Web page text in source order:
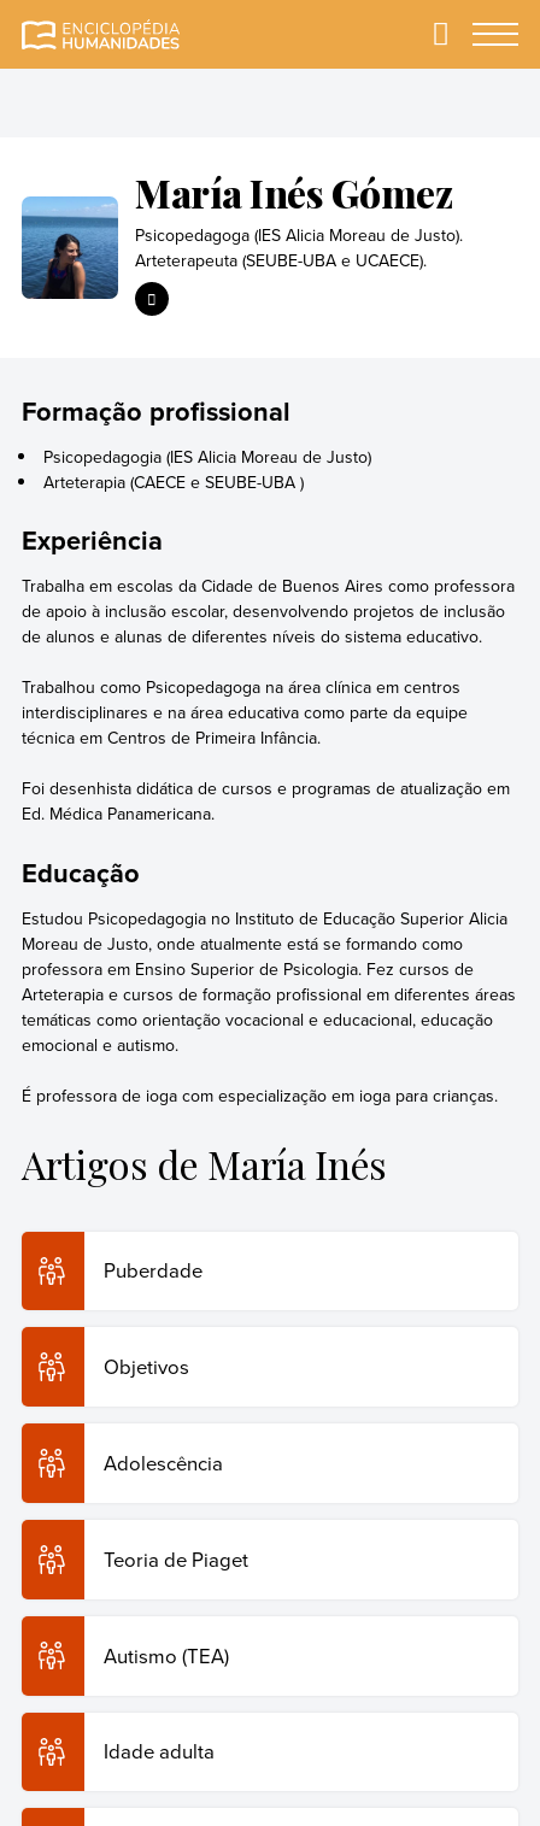
Primary
María Inés Gómez
Psicopedagoga (IES Alicia Moreau de Justo).
Arteterapeuta (SEUBE-UBA e UCAECE).
Formação profissional
Psicopedagogia (IES Alicia Moreau de Justo)
Arteterapia (CAECE e SEUBE-UBA )
Experiência
Trabalha em escolas da Cidade de Buenos Aires como professora
de apoio à inclusão escolar, desenvolvendo projetos de inclusão
de alunos e alunas de diferentes níveis do sistema educativo.
Trabalhou como Psicopedagoga na área clínica em centros
interdisciplinares e na área educativa como parte da equipe
técnica em Centros de Primeira Infância.
Foi desenhista didática de cursos e programas de atualização em
Ed. Médica Panamericana.
Educação
Estudou Psicopedagogia no Instituto de Educação Superior Alicia
Moreau de Justo, onde atualmente está se formando como
professora em Ensino Superior de Psicologia. Fez cursos de
Arteterapia e cursos de formação profissional em diferentes áreas
temáticas como orientação vocacional e educacional, educação
emocional e autismo.
É professora de ioga com especialização em ioga para crianças.
Artigos de María Inés
Puberdade
Objetivos
Adolescência
Teoria de Piaget
Autismo (TEA)
Idade adulta